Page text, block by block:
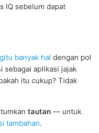
IQ sebelum dapat
banyak hal dengan pol
sebagai aplikasi jajak
itu cukup? Tidak
tautan — untuk
tambahan.